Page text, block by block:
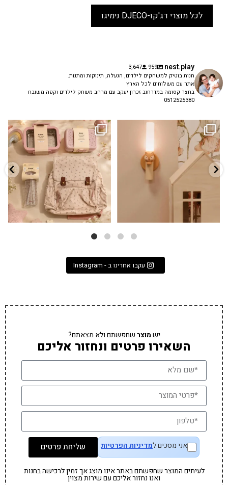
לכל מוצרי דג'קו-DJECO נימיגו
nest.play
959
3,647
חנות בוטיק למשחקים לילדים, הנעלה, תינוקות ומתנות.
אתר עם משלוחים לכל הארץ
בחצר קסומה במדרחוב זכרון יעקב עם מרחב משחק לילדים וקפה משובח
0512525380
✨ חוזרים למסגרת בסטייל! ✨
הקולקציה החדשה...
9 4
גם פריט עיצובי לחדר, גם מנורת לילה
...
3 0
עקבו אחרינו ב - Instagram
ישמוצרשחפשתם ולא מצאתם?
השאירו פרטים ונחזור אליכם
אני מסכים למדיניות הפרטיות שליחת פרטים
לעיתים המוצר שחפשתם באתר אינו מוצג אך זמין לרכישה בחנות
ואנו נחזור אליכם עם שירות מצוין